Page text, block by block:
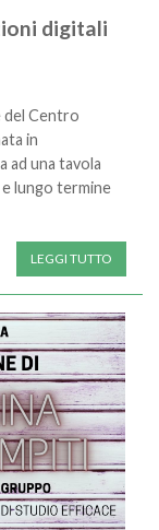
digitali
del Centro
in
ad una tavola
lungo termine
LEGGI TUTTO